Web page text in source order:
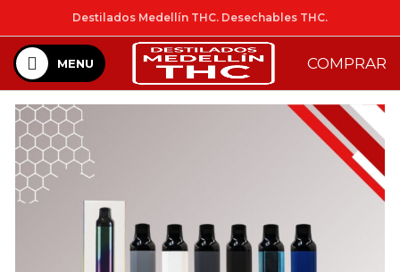
Destilados Medellín THC. Desechables THC.
MENU COMPRAR